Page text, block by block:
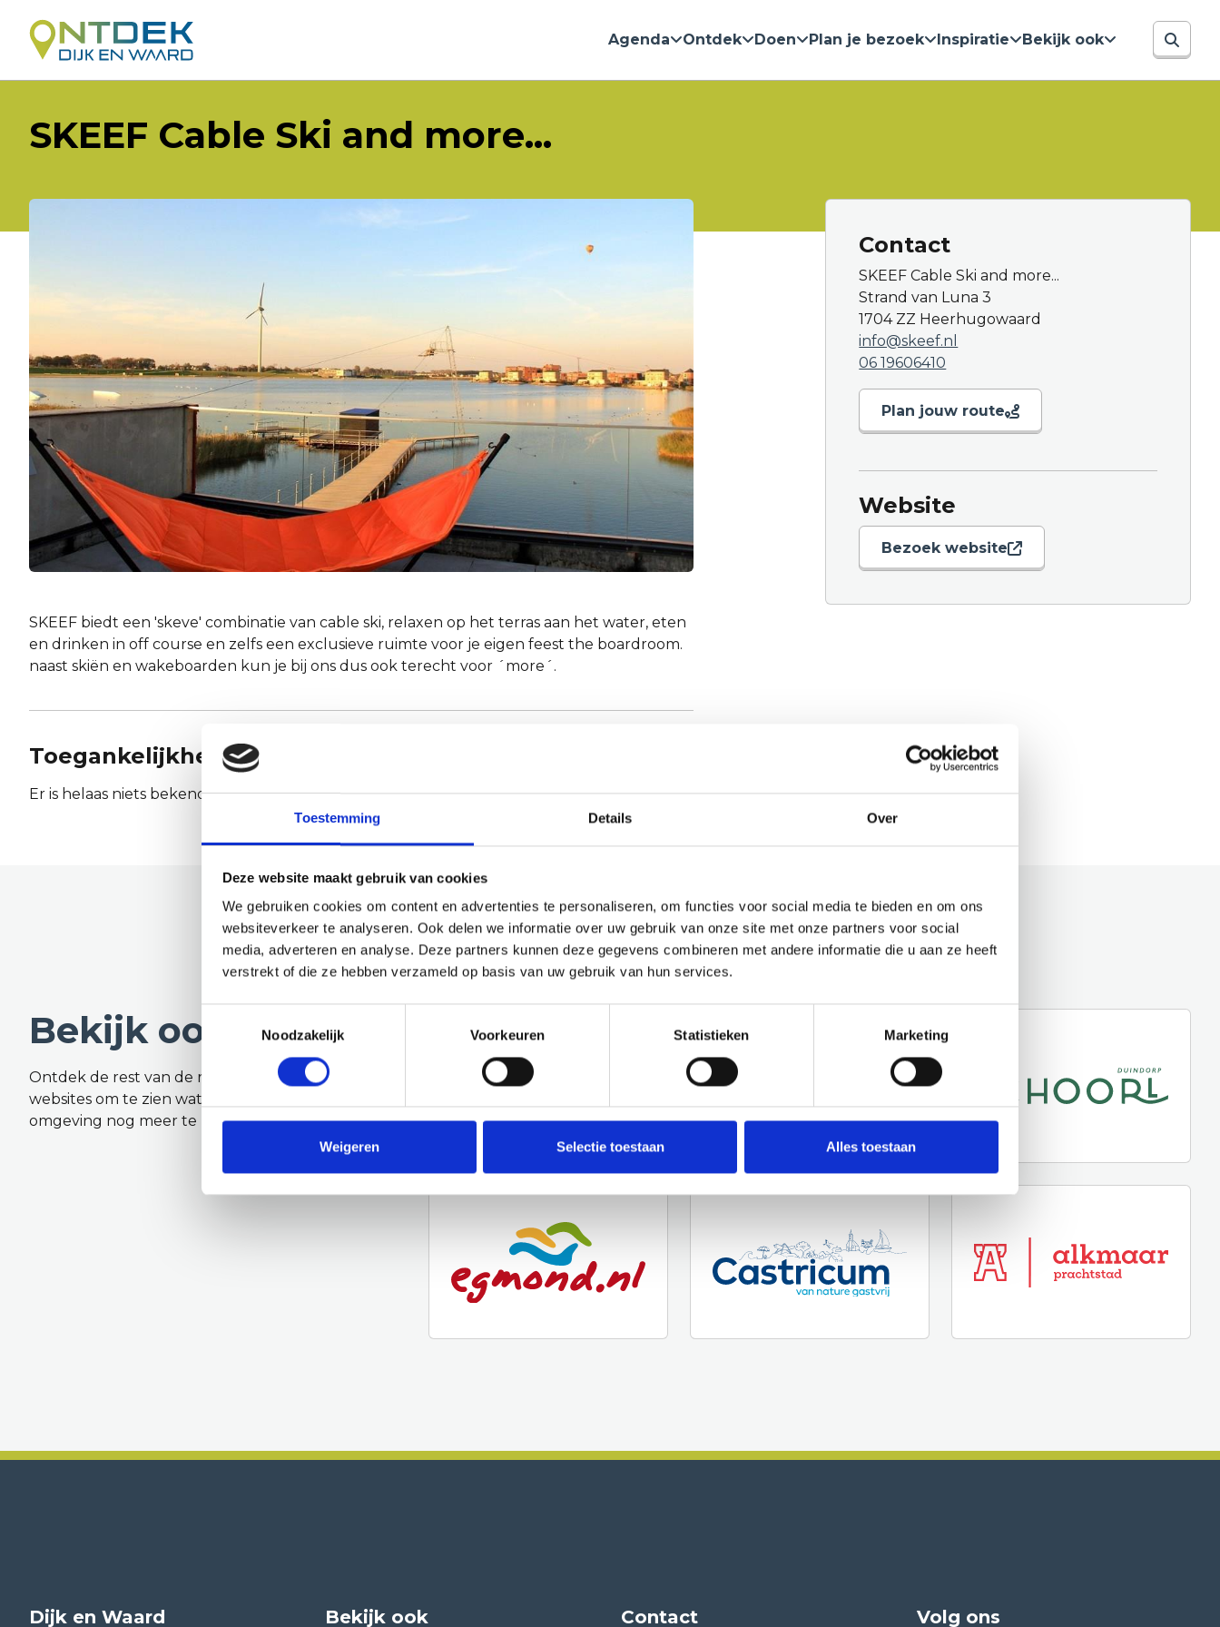
Toestemming Details Over
Deze website maakt gebruik van cookies
We gebruiken cookies om content en advertenties te personaliseren, om functies voor social media te bieden en om ons
websiteverkeer te analyseren. Ook delen we informatie over uw gebruik van onze site met onze partners voor social
media, adverteren en analyse. Deze partners kunnen deze gegevens combineren met andere informatie die u aan ze heeft
verstrekt of die ze hebben verzameld op basis van uw gebruik van hun services.
Noodzakelijk
Voorkeuren Statistieken Marketing
Weigeren Selectie toestaan Alles toestaan
Agenda Ontdek Doen Plan je bezoek Inspiratie Bekijk ook
SKEEF Cable Ski and more...
SKEEF biedt een 'skeve' combinatie van cable ski, relaxen op het terras aan het water, eten
en drinken in off course en zelfs een exclusieve ruimte voor je eigen feest the boardroom.
naast skiën en wakeboarden kun je bij ons dus ook terecht voor ´more´.
Toegankelijkheid
Er is helaas niets bekend over de toegankelijkheid.
Contact
SKEEF Cable Ski and more...
Strand van Luna 3
1704 ZZ Heerhugowaard
info@skeef.nl
06 19606410
Plan jouw route
Website
Bezoek website
Bekijk ook eens
Ontdek de rest van de regio! Bekijk de andere
websites om te zien wat deze prachtige
omgeving nog meer te bieden heeft.
Dijk en Waard Bekijk ook Contact Volg ons